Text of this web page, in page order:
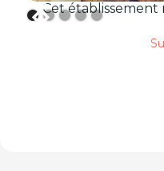
Cet établissement